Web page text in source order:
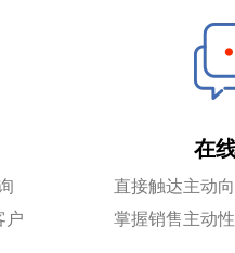
户
在
直接触达主动
掌握销售主动性